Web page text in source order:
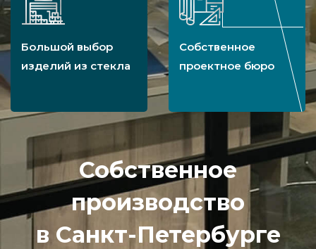
Большой выбор
изделий из стекла
Собственное
проектное бюро
Собственное
производство
в Санкт-Петербурге